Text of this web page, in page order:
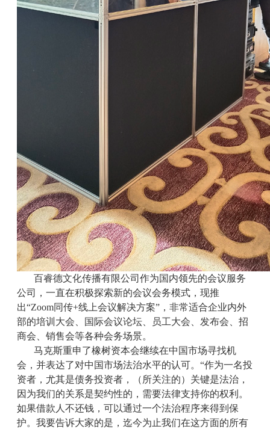
百睿德文化传播有限公司作为国内领先的会议服务
公司，一直在积极探索新的会议会务模式，现推
出“Zoom同传+线上会议解决方案”，非常适合企业内外
部的培训大会、国际会议论坛、员工大会、发布会、招
商会、销售会等各种会务场景。
马克斯重申了橡树资本会继续在中国市场寻找机
会，并表达了对中国市场法治水平的认可。“作为一名投
资者，尤其是债务投资者，（所关注的）关键是法治，
因为我们的关系是契约性的，需要法律支持你的权利。
如果借款人不还钱，可以通过一个法治程序来得到保
护。我要告诉大家的是，迄今为止我们在这方面的所有